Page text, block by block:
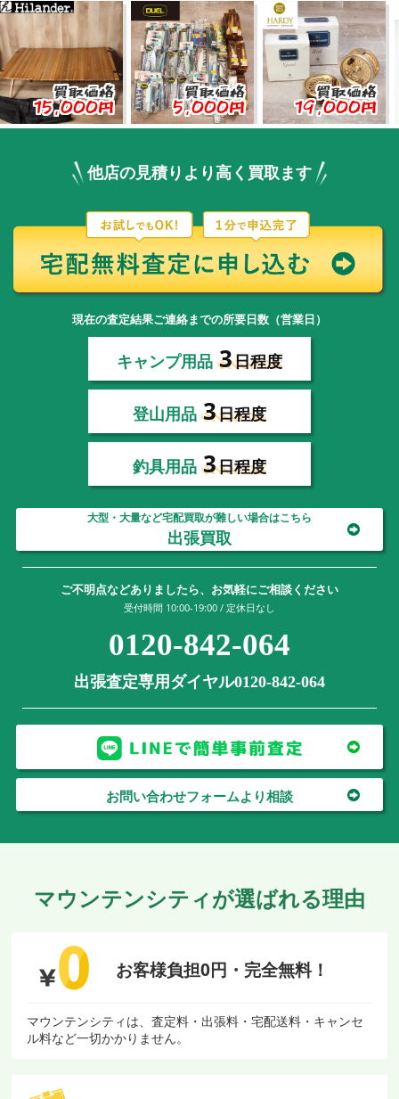
取価格
円
買取価格
5,000円
買取価格
19,000円
他店の見積りより高く買取ます
現在の査定結果ご連絡までの所要日数（営業日）
キャンプ用品 3日程度
登山用品 3日程度
釣具用品 3日程度
大型・大量など宅配買取が難しい場合はこちら
出張買取
ご不明点などありましたら、お気軽にご相談ください
受付時間 10:00-19:00 / 定休日なし
0120-842-064
出張査定専用ダイヤル0120-842-064
お問い合わせフォームより相談
マウンテンシティが選ばれる理由
お客様負担0円・ 完全無料！
マウンテンシティは、査定料・出張料・宅配送料・キャンセ
ル料など一切かかりません。